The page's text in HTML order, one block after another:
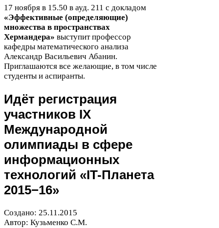
17 ноября в 15.50 в ауд. 211 с докладом
«Эффективные (определяющие)
множества в пространствах
Хермандера» выступит профессор
кафедры математического анализа
Александр Васильевич Абанин.
Приглашаются все желающие, в том числе
студенты и аспиранты.
Идёт регистрация
участников IX
Международной
олимпиады в сфере
информационных
технологий «IT-​Планета
2015−16»
Создано: 25.11.2015
Автор: Кузьменко С.М.